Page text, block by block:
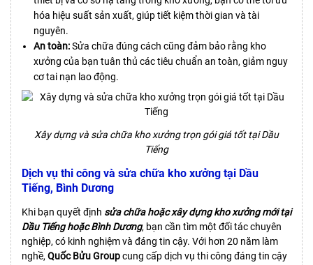
hóa hiệu suất sản xuất, giúp tiết kiệm thời gian và tài
nguyên.
An toàn:Sửa chữa đúng cách cũng đảm bảo rằng kho
xưởng của bạn tuân thủ các tiêu chuẩn an toàn, giảm nguy
cơ tai nạn lao động.
Xây dựng và sửa chữa kho xưởng trọn gói giá tốt tại Dầu
Tiếng
Dịch vụ thi công và sửa chữa kho xưởng tại Dầu
Tiếng, Bình Dương
Khi bạn quyết định sửa chữa hoặc xây dựng kho xưởng mới tại
Dầu Tiếng hoặc Bình Dương, bạn cần tìm một đối tác chuyên
nghiệp, có kinh nghiệm và đáng tin cậy. Với hơn 20 năm làm
nghề, Quốc Bửu Groupcung cấp dịch vụ thi công đáng tin cậy